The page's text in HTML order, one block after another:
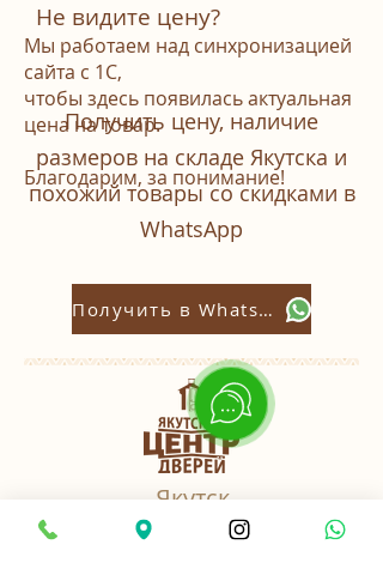
Не видите цену?
Мы работаем над синхронизацией
сайта с 1С,
чтобы здесь появилась актуальная
цена на товар.
Благодарим, за понимание!
Получить цену, наличие
размеров на складе Якутска и
похожий товары со скидками в
WhatsАpp
Получить в Whatsapp
Якутск
пер. Базовый, 3 к3